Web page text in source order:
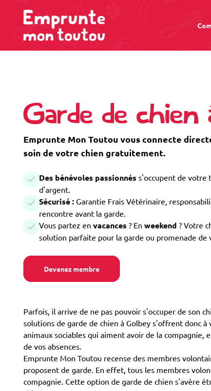
Garde de chien
Emprunte Mon Toutou vous connecte
soin de votre chien gratuitement.
Des bénévoles passionnés s'occupent de votre
d'argent.
Sécurisé : Garantie Frais Vétérinaire,
rencontre avant la garde.
Vous partez en vacances ? En weekend ? Votre
solution parfaite pour la garde ou promenade de
Devenez membre
Parfois, il arrive de ne pas pouvoir s'occuper de son
solutions de garde de chien à Golbey s'offrent donc
animaux sociables qui aiment avoir de la
de vos absences.
Emprunte Mon Toutou recense des membres
proposent de garde. En effet, tous les membres
compagnie. Cette option de garde de chien s'avère